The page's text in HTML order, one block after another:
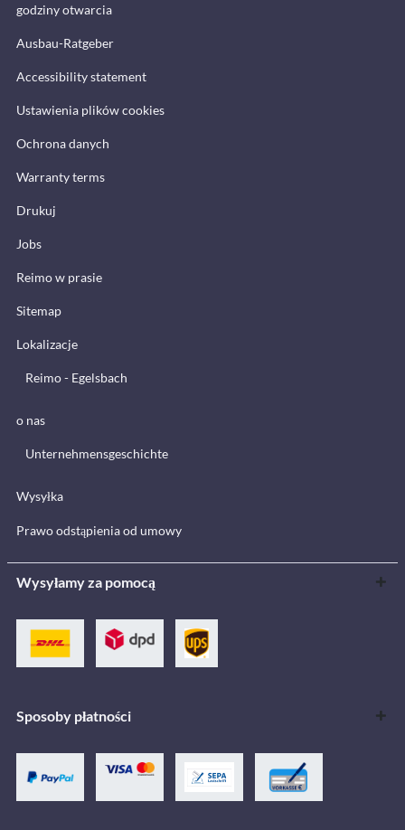
godziny otwarcia
Ausbau-Ratgeber
Accessibility statement
Ustawienia plików cookies
Ochrona danych
Warranty terms
Drukuj
Jobs
Reimo w prasie
Sitemap
Lokalizacje
Reimo - Egelsbach
o nas
Unternehmensgeschichte
Wysyłka
Prawo odstąpienia od umowy
Wysyłamy za pomocą
Sposoby płatności